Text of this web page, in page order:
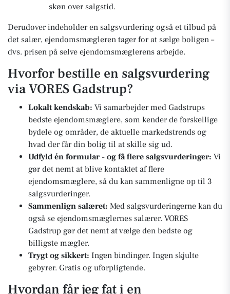
skøn over salgstid.
Derudover indeholder en salgsvurdering også et tilbud på
det salær, ejendomsmægleren tager for at sælge boligen –
dvs. prisen på selve ejendomsmæglerens arbejde.
Hvorfor bestille en salgsvurdering
via VORES Gadstrup?
Lokalt kendskab: Vi samarbejder med Gadstrups
bedste ejendomsmæglere, som kender de forskellige
bydele og områder, de aktuelle markedstrends og
hvad der får din bolig til at skille sig ud.
Udfyld én formular - og få flere salgsvurderinger: Vi
gør det nemt at blive kontaktet af flere
ejendomsmæglere, så du kan sammenligne op til 3
salgsvurderinger.
Sammenlign salæret: Med salgsvurderingerne kan du
også se ejendomsmæglernes salærer. VORES
Gadstrup gør det nemt at vælge den bedste og
billigste mægler.
Trygt og sikkert: Ingen bindinger. Ingen skjulte
gebyrer. Gratis og uforpligtende.
Hvordan får jeg fat i en